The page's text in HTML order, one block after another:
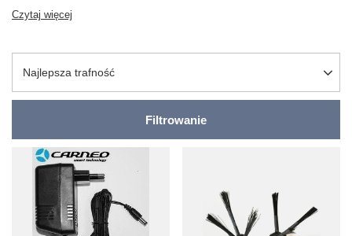
Czytaj więcej
Zmień sortowanie
Najlepsza trafność
Filtrowanie